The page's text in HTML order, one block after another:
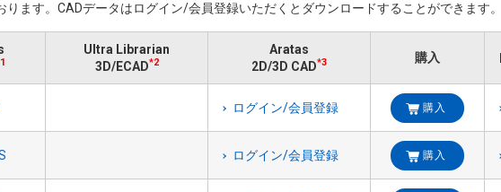
ます。​CADデータはログイン/会員登録いただくと​ダウンロードすることができます。
Ultra Librarian
3D/ECAD*2
Aratas
2D/3D CAD*3 購入
ログイン/会員登録 購入
ログイン/会員登録 購入